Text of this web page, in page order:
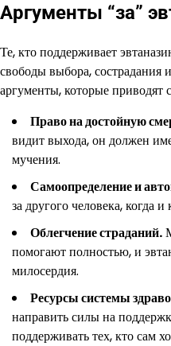
Аргументы “за”
Те, кто поддерживает
свободы выбора, сострадания
аргументы, которые приводят
Право на достойную
видит выхода, он должен
мучения.
Самоопределение и
за другого человека, когда
Облегчение страданий.
помогают полностью, и
милосердия.
Ресурсы системы
направить силы на
поддерживать тех, кто сам